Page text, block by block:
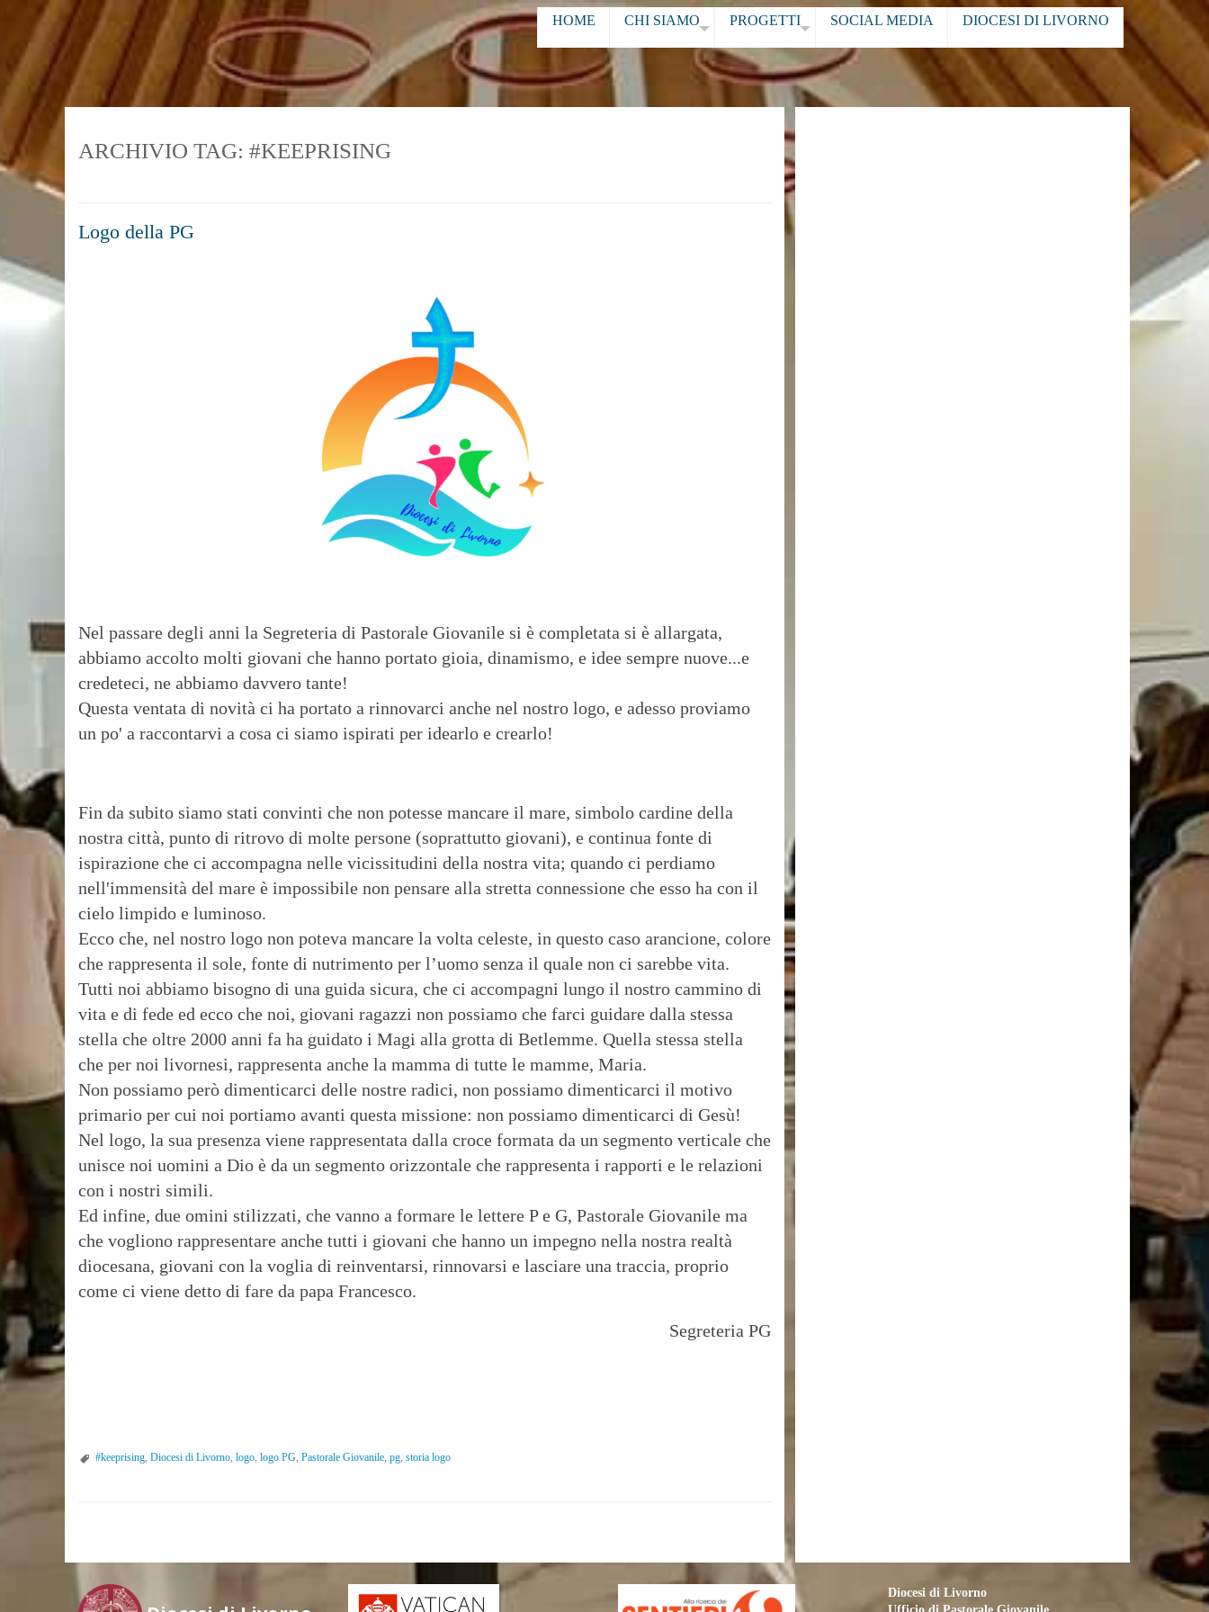
content
HOME CHI SIAMO PROGETTI SOCIAL MEDIA DIOCESI DI LIVORNO
ARCHIVIO TAG: #KEEPRISING
Logo della PG
Nel passare degli anni la Segreteria di Pastorale Giovanile si è completata si è allargata,
abbiamo accolto molti giovani che hanno portato gioia, dinamismo, e idee sempre nuove...e
credeteci, ne abbiamo davvero tante!
Questa ventata di novità ci ha portato a rinnovarci anche nel nostro logo, e adesso proviamo
un po' a raccontarvi a cosa ci siamo ispirati per idearlo e crearlo!
Fin da subito siamo stati convinti che non potesse mancare il mare, simbolo cardine della
nostra città, punto di ritrovo di molte persone (soprattutto giovani), e continua fonte di
ispirazione che ci accompagna nelle vicissitudini della nostra vita; quando ci perdiamo
nell'immensità del mare è impossibile non pensare alla stretta connessione che esso ha con il
cielo limpido e luminoso.
Ecco che, nel nostro logo non poteva mancare la volta celeste, in questo caso arancione, colore
che rappresenta il sole, fonte di nutrimento per l’uomo senza il quale non ci sarebbe vita.
Tutti noi abbiamo bisogno di una guida sicura, che ci accompagni lungo il nostro cammino di
vita e di fede ed ecco che noi, giovani ragazzi non possiamo che farci guidare dalla stessa
stella che oltre 2000 anni fa ha guidato i Magi alla grotta di Betlemme. Quella stessa stella
che per noi livornesi, rappresenta anche la mamma di tutte le mamme, Maria.
Non possiamo però dimenticarci delle nostre radici, non possiamo dimenticarci il motivo
primario per cui noi portiamo avanti questa missione: non possiamo dimenticarci di Gesù!
Nel logo, la sua presenza viene rappresentata dalla croce formata da un segmento verticale che
unisce noi uomini a Dio è da un segmento orizzontale che rappresenta i rapporti e le relazioni
con i nostri simili.
Ed infine, due omini stilizzati, che vanno a formare le lettere P e G, Pastorale Giovanile ma
che vogliono rappresentare anche tutti i giovani che hanno un impegno nella nostra realtà
diocesana, giovani con la voglia di reinventarsi, rinnovarsi e lasciare una traccia, proprio
come ci viene detto di fare da papa Francesco.
Segreteria PG
#keeprising, Diocesi di Livorno, logo, logo PG, Pastorale Giovanile, pg, storia logo
o
Diocesi di Livorno